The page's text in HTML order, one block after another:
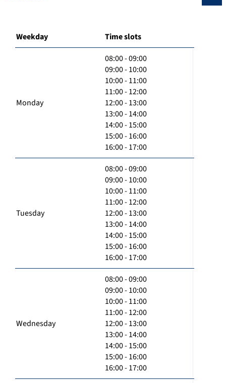
Weekday Time slots
Monday
08:00 - 09:00
09:00 - 10:00
10:00 - 11:00
11:00 - 12:00
12:00 - 13:00
13:00 - 14:00
14:00 - 15:00
15:00 - 16:00
16:00 - 17:00
Tuesday
08:00 - 09:00
09:00 - 10:00
10:00 - 11:00
11:00 - 12:00
12:00 - 13:00
13:00 - 14:00
14:00 - 15:00
15:00 - 16:00
16:00 - 17:00
Wednesday
08:00 - 09:00
09:00 - 10:00
10:00 - 11:00
11:00 - 12:00
12:00 - 13:00
13:00 - 14:00
14:00 - 15:00
15:00 - 16:00
16:00 - 17:00